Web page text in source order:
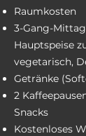
Raumkosten
3-Gang-
Hauptspeise
vegetarisch,
Getränke
2
Snacks
Kostenloses